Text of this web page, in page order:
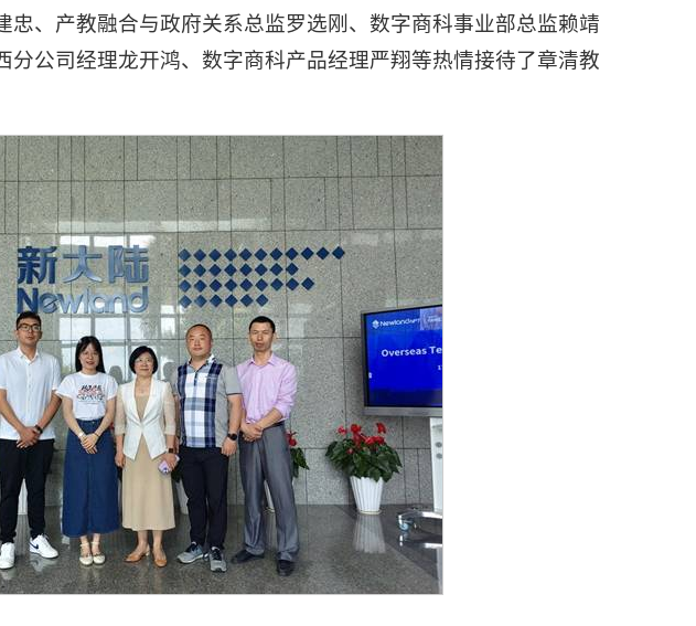
忠、产教融合与政府关系总监罗选刚、数字商科事业部总监赖靖
分公司经理龙开鸿、数字商科产品经理严翔等热情接待了章清教